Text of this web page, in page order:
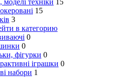
техніки 15
15
3
в категорию
0
0
фігурки 0
іграшки 0
набори 1